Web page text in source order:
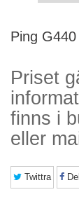
Ping
Priset
finns i
eller
Twittra